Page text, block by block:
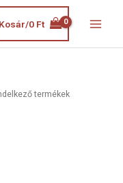
Kosár/0 Ft
termékek